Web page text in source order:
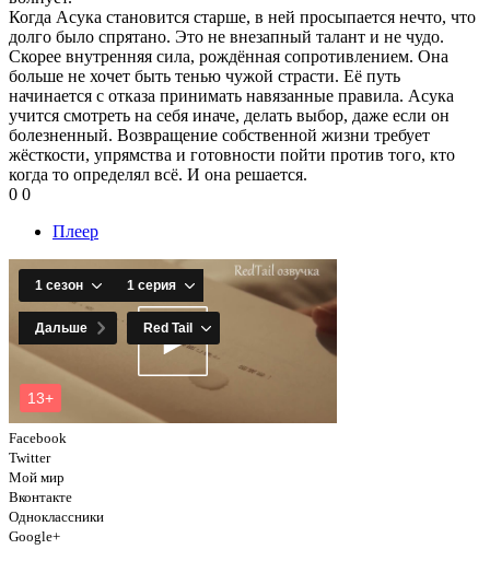
Когда Асука становится старше, в ней просыпается нечто, что
долго было спрятано. Это не внезапный талант и не чудо.
Скорее внутренняя сила, рождённая сопротивлением. Она
больше не хочет быть тенью чужой страсти. Её путь
начинается с отказа принимать навязанные правила. Асука
учится смотреть на себя иначе, делать выбор, даже если он
болезненный. Возвращение собственной жизни требует
жёсткости, упрямства и готовности пойти против того, кто
когда то определял всё. И она решается.
0 0
Плеер
Facebook
Twitter
Мой мир
Вконтакте
Одноклассники
Google+